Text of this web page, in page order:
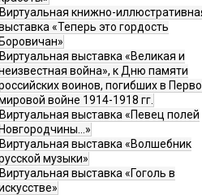
Виртуальная книжно-
«Теперь это гордость
Боровичан»
Виртуальная выставка «Великая и
война», к Дню памяти
воинов, погибших в
войне 1914-1918 гг.
Виртуальная выставка «Певец полей
Новгородчины…»
Виртуальная выставка «Волшебник
музыки»
Виртуальная выставка «Гоголь в